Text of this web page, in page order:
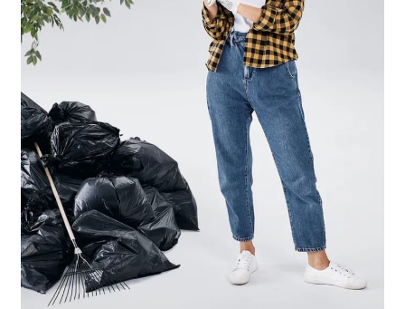
Расписание занятий
Заочное отделение
Локальные акты
ВОСПИТАТЕЛЬНАЯ РАБОТА
Безопасность на железной дороге
ГТО
Дополнительное образование
Информационная безопасность
Информация для детей-сирот
Памятные даты военной истории
Пожарная безопасность